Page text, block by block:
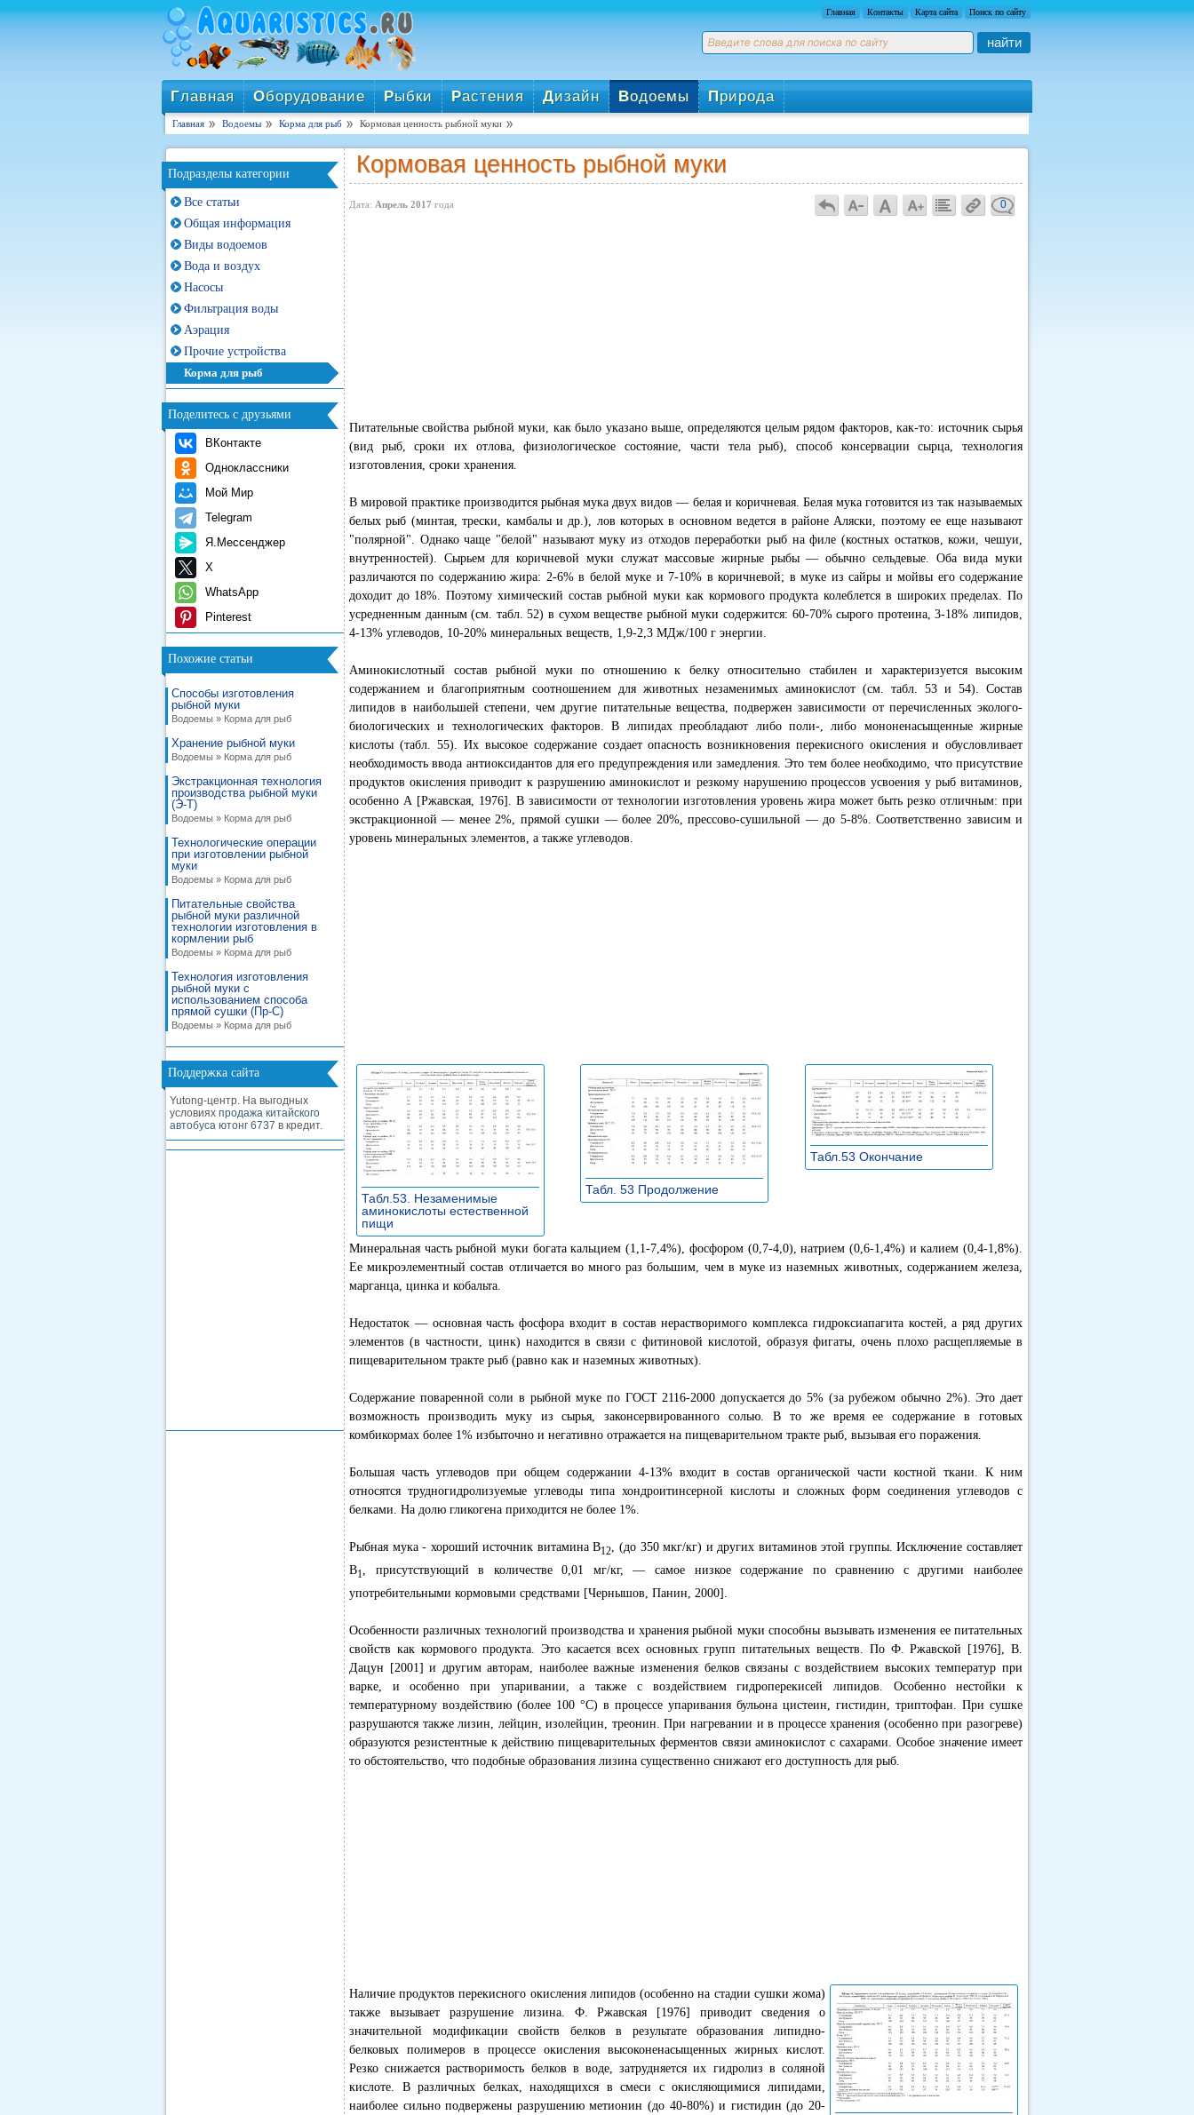
Главная Контакты Карта сайта Поиск по сайту
найти
Главная Оборудование Рыбки Растения Дизайн Водоемы Природа
Главная Водоемы Корма для рыб Кормовая ценность рыбной муки
Подразделы категории
Все статьи
Общая информация
Виды водоемов
Вода и воздух
Насосы
Фильтрация воды
Аэрация
Прочие устройства
Корма для рыб
Поделитесь с друзьями
ВКонтакте
Одноклассники
Мой Мир
Telegram
Я.Мессенджер
X
WhatsApp
Pinterest
Похожие статьи
Способы изготовления
рыбной муки
Водоемы » Корма для рыб
Хранение рыбной муки
Водоемы » Корма для рыб
Экстракционная технология
производства рыбной муки
(Э-Т)
Водоемы » Корма для рыб
Технологические операции
при изготовлении рыбной
муки
Водоемы » Корма для рыб
Питательные свойства
рыбной муки различной
технологии изготовления в
кормлении рыб
Водоемы » Корма для рыб
Технология изготовления
рыбной муки с
использованием способа
прямой сушки (Пр-С)
Водоемы » Корма для рыб
Поддержка сайта
Yutong-центр. На выгодных
условиях продажа китайского
автобуса ютонг 6737 в кредит.
Кормовая ценность рыбной муки
Дата: Апрель 2017 года 0
Питательные свойства рыбной муки, как было указано выше, определяются целым рядом факторов, как-то: источник сырья
(вид рыб, сроки их отлова, физиологическое состояние, части тела рыб), способ консервации сырца, технология
изготовления, сроки хранения.
В мировой практике производится рыбная мука двух видов — белая и коричневая. Белая мука готовится из так называемых
белых рыб (минтая, трески, камбалы и др.), лов которых в основном ведется в районе Аляски, поэтому ее еще называют
"полярной". Однако чаще "белой" называют муку из отходов переработки рыб на филе (костных остатков, кожи, чешуи,
внутренностей). Сырьем для коричневой муки служат массовые жирные рыбы — обычно сельдевые. Оба вида муки
различаются по содержанию жира: 2-6% в белой муке и 7-10% в коричневой; в муке из сайры и мойвы его содержание
доходит до 18%. Поэтому химический состав рыбной муки как кормового продукта колеблется в широких пределах. По
усредненным данным (см. табл. 52) в сухом веществе рыбной муки содержится: 60-70% сырого протеина, 3-18% липидов,
4-13% углеводов, 10-20% минеральных веществ, 1,9-2,3 МДж/100 г энергии.
Аминокислотный состав рыбной муки по отношению к белку относительно стабилен и характеризуется высоким
содержанием и благоприятным соотношением для животных незаменимых аминокислот (см. табл. 53 и 54). Состав
липидов в наибольшей степени, чем другие питательные вещества, подвержен зависимости от перечисленных эколого-
биологических и технологических факторов. В липидах преобладают либо поли-, либо мононенасыщенные жирные
кислоты (табл. 55). Их высокое содержание создает опасность возникновения перекисного окисления и обусловливает
необходимость ввода антиоксидантов для его предупреждения или замедления. Это тем более необходимо, что присутствие
продуктов окисления приводит к разрушению аминокислот и резкому нарушению процессов усвоения у рыб витаминов,
особенно А [Ржавская, 1976]. В зависимости от технологии изготовления уровень жира может быть резко отличным: при
экстракционной — менее 2%, прямой сушки — более 20%, прессово-сушильной — до 5-8%. Соответственно зависим и
уровень минеральных элементов, а также углеводов.
Табл.53. Незаменимые
аминокислоты естественной
пищи
Табл. 53 Продолжение
Табл.53 Окончание
Минеральная часть рыбной муки богата кальцием (1,1-7,4%), фосфором (0,7-4,0), натрием (0,6-1,4%) и калием (0,4-1,8%).
Ее микроэлементный состав отличается во много раз большим, чем в муке из наземных животных, содержанием железа,
марганца, цинка и кобальта.
Недостаток — основная часть фосфора входит в состав нерастворимого комплекса гидроксиапагита костей, а ряд других
элементов (в частности, цинк) находится в связи с фитиновой кислотой, образуя фигаты, очень плохо расщепляемые в
пищеварительном тракте рыб (равно как и наземных животных).
Содержание поваренной соли в рыбной муке по ГОСТ 2116-2000 допускается до 5% (за рубежом обычно 2%). Это дает
возможность производить муку из сырья, законсервированного солью. В то же время ее содержание в готовых
комбикормах более 1% избыточно и негативно отражается на пищеварительном тракте рыб, вызывая его поражения.
Большая часть углеводов при общем содержании 4-13% входит в состав органической части костной ткани. К ним
относятся трудногидролизуемые углеводы типа хондроитинсерной кислоты и сложных форм соединения углеводов с
белками. На долю гликогена приходится не более 1%.
Рыбная мука - хороший источник витамина В12, (до 350 мкг/кг) и других витаминов этой группы. Исключение составляет
В1
, присутствующий в количестве 0,01 мг/кг, — самое низкое содержание по сравнению с другими наиболее
употребительными кормовыми средствами [Чернышов, Панин, 2000].
Особенности различных технологий производства и хранения рыбной муки способны вызывать изменения ее питательных
свойств как кормового продукта. Это касается всех основных групп питательных веществ. По Ф. Ржавской [1976], В.
Дацун [2001] и другим авторам, наиболее важные изменения белков связаны с воздействием высоких температур при
варке, и особенно при упаривании, а также с воздействием гидроперекисей липидов. Особенно нестойки к
температурному воздействию (более 100 °С) в процессе упаривания бульона цистеин, гистидин, триптофан. При сушке
разрушаются также лизин, лейцин, изолейцин, треонин. При нагревании и в процессе хранения (особенно при разогреве)
образуются резистентные к действию пищеварительных ферментов связи аминокислот с сахарами. Особое значение имеет
то обстоятельство, что подобные образования лизина существенно снижают его доступность для рыб.
Наличие продуктов перекисного окисления липидов (особенно на стадии сушки жома)
также вызывает разрушение лизина. Ф. Ржавская [1976] приводит сведения о
значительной модификации свойств белков в результате образования липидно-
белковых полимеров в процессе окисления высоконенасыщенных жирных кислот.
Резко снижается растворимость белков в воде, затрудняется их гидролиз в соляной
кислоте. В различных белках, находящихся в смеси с окисляющимися липидами,
наиболее сильно подвержены разрушению метионин (до 40-80%) и гистидин (до 20-